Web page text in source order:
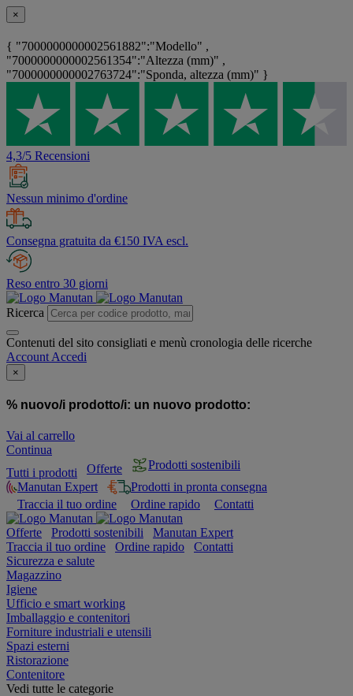
×
{ "7000000000002561882":"Modello" ,
"7000000000002561354":"Altezza (mm)" ,
"7000000000002763724":"Sponda, altezza (mm)" }
4,3/5 Recensioni
Nessun minimo d'ordine
Consegna gratuita da €150 IVA escl.
Reso entro 30 giorni
Ricerca
Contenuti del sito consigliati e menù cronologia delle ricerche
Account Accedi
×
% nuovo/i prodotto/i: un nuovo prodotto:
Vai al carrello
Continua
Tutti i prodotti
Offerte
Prodotti sostenibili
Manutan Expert
Prodotti in pronta consegna
Traccia il tuo ordine
Ordine rapido Contatti
Offerte Prodotti sostenibili
Manutan Expert
Traccia il tuo ordine
Ordine rapido
Contatti
Sicurezza e salute
Magazzino
Igiene
Ufficio e smart working
Imballaggio e contenitori
Forniture industriali e utensili
Spazi esterni
Ristorazione
Contenitore
Vedi tutte le categorie